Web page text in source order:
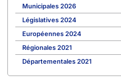
Municipales 2026
Législatives 2024
Européennes 2024
Régionales 2021
Départementales 2021